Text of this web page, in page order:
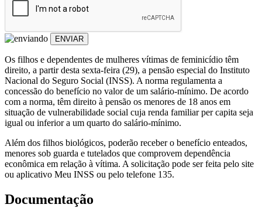
ENVIAR
Os filhos e dependentes de mulheres vítimas de feminicídio têm
direito, a partir desta sexta-feira (29), a pensão especial do Instituto
Nacional do Seguro Social (INSS). A norma regulamenta a
concessão do benefício no valor de um salário-mínimo. De acordo
com a norma, têm direito à pensão os menores de 18 anos em
situação de vulnerabilidade social cuja renda familiar per capita seja
igual ou inferior a um quarto do salário-mínimo.
Além dos filhos biológicos, poderão receber o benefício enteados,
menores sob guarda e tutelados que comprovem dependência
econômica em relação à vítima. A solicitação pode ser feita pelo site
ou aplicativo Meu INSS ou pelo telefone 135.
Documentação